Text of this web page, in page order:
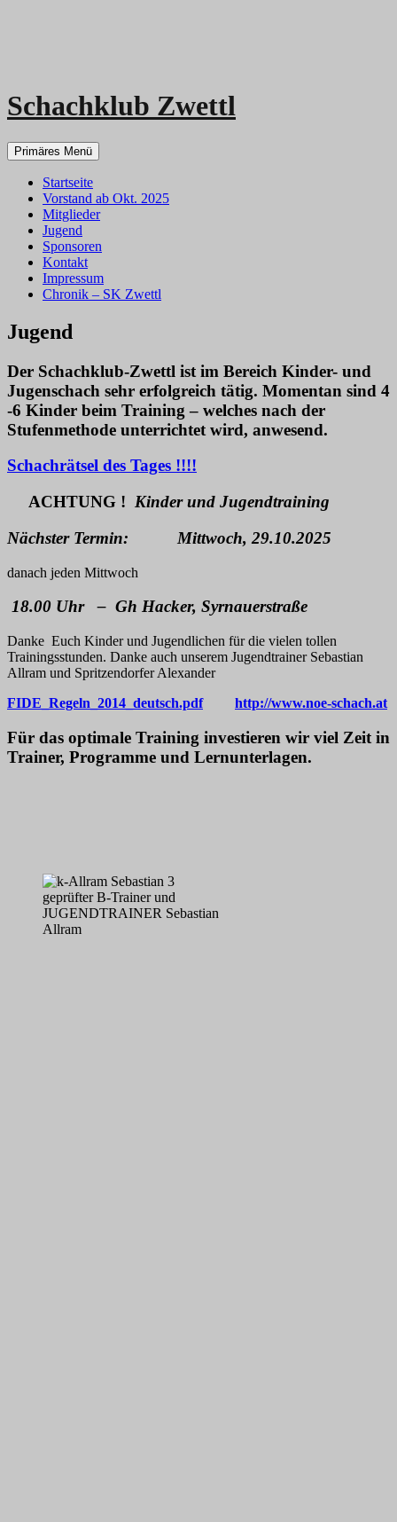
Schachklub Zwettl
Primäres Menü Zum
Inhalt
Startseite
Vorstand ab Okt. 2025
Mitglieder
Jugend
Sponsoren
Kontakt
Impressum
Chronik – SK Zwettl
Jugend
Der Schachklub-Zwettl ist im Bereich Kinder- und
Jugenschach sehr erfolgreich tätig. Momentan sind 4
-6 Kinder beim Training – welches nach der
Stufenmethode unterrichtet wird, anwesend.
Schachrätsel des Tages !!!!
ACHTUNG ! Kinder und Jugendtraining
Nächster Termin: Mittwoch, 29.10.2025
danach jeden Mittwoch
18.00 Uhr – Gh Hacker, Syrnauerstraße
Danke Euch Kinder und Jugendlichen für die vielen tollen
Trainingsstunden. Danke auch unserem Jugendtrainer Sebastian
Allram und Spritzendorfer Alexander
FIDE_Regeln_2014_deutsch.pdf
http://www.noe-schach.at
Für das optimale Training investieren wir viel Zeit in
Trainer, Programme und Lernunterlagen.
geprüfter B-Trainer und
JUGENDTRAINER Sebastian
Allram